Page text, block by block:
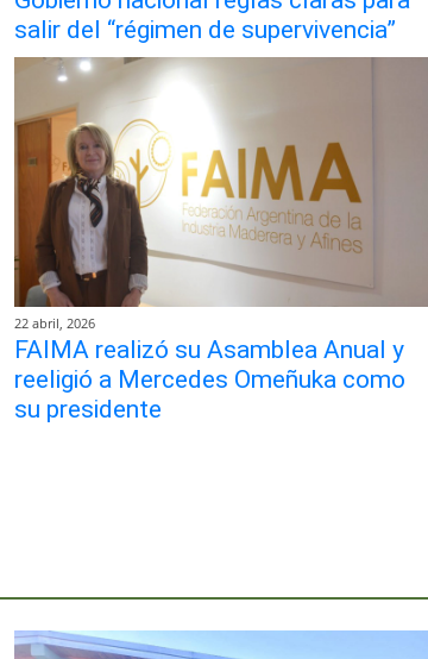
salir del “régimen de supervivencia”
22 abril, 2026
FAIMA realizó su Asamblea Anual y
reeligió a Mercedes Omeñuka como
su presidente